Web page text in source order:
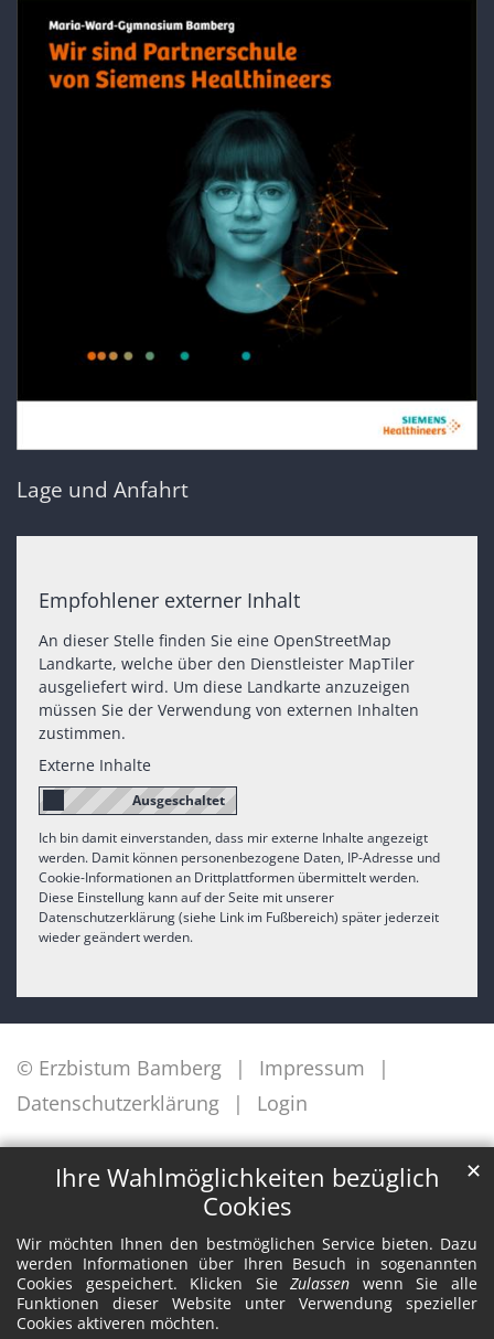
Ihre Wahlmöglichkeiten bezüglich
Cookies
Wir möchten Ihnen den bestmöglichen Service bieten. Dazu
werden Informationen über Ihren Besuch in sogenannten
Cookies gespeichert. Klicken SieZulassen wenn Sie alle
Funktionen dieser Website unter Verwendung spezieller
Cookies aktiveren möchten.
✕
Lage und Anfahrt
Empfohlener externer Inhalt
An dieser Stelle finden Sie eine OpenStreetMap
Landkarte, welche über den Dienstleister MapTiler
ausgeliefert wird. Um diese Landkarte anzuzeigen
müssen Sie der Verwendung von externen Inhalten
zustimmen.
Externe Inhalte
Ich bin damit einverstanden, dass mir externe Inhalte angezeigt
werden. Damit können personenbezogene Daten, IP-Adresse und
Cookie-Informationen an Drittplattformen übermittelt werden.
Diese Einstellung kann auf der Seite mit unserer
Datenschutzerklärung (siehe Link im Fußbereich) später jederzeit
wieder geändert werden.
© Erzbistum Bamberg
Impressum
Datenschutzerklärung
Login